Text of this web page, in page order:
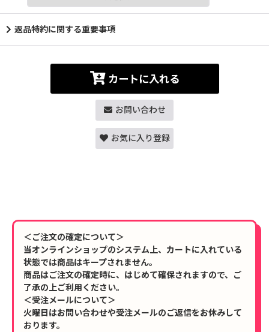
返品特約に関する重要事項
カートに入れる
お問い合わせ
お気に入り登録
＜ご注文の確定について＞
当オンラインショップのシステム上、カートに入れている
状態では商品はキープされません。
商品はご注文の確定時に、はじめて確保されますので、ご
了承の上ご利用ください。
＜受注メールについて＞
火曜日はお問い合わせや受注メールのご返信をお休みして
おります。